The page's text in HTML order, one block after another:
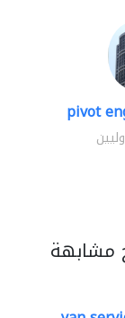
pivot
مشابهة